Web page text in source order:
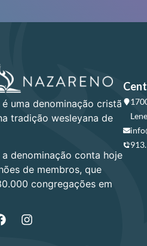
uma denominação cristã
tradição wesleyana de
denominação conta hoje
de membros, que
congregações em